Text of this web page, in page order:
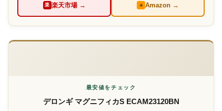
楽 楽天市場 → a Amazon →
最安値をチェック
デロンギ マグニフィカS ECAM23120BN